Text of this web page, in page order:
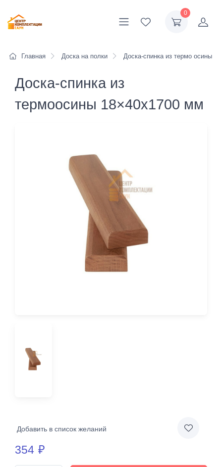
0
Главная Доска на полки Доска-спинка из термо осины
Доска-спинка из
термоосины 18×40x1700 мм
Добавить в список желаний
354 ₽